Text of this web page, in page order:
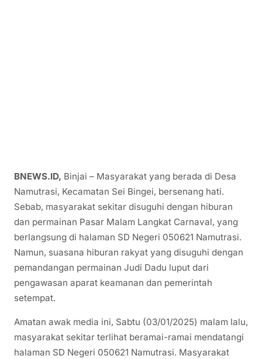
BNEWS.ID, Binjai – Masyarakat yang berada di Desa
Namutrasi, Kecamatan Sei Bingei, bersenang hati.
Sebab, masyarakat sekitar disuguhi dengan hiburan
dan permainan Pasar Malam Langkat Carnaval, yang
berlangsung di halaman SD Negeri 050621 Namutrasi.
Namun, suasana hiburan rakyat yang disuguhi dengan
pemandangan permainan Judi Dadu luput dari
pengawasan aparat keamanan dan pemerintah
setempat.
Amatan awak media ini, Sabtu (03/01/2025) malam lalu,
masyarakat sekitar terlihat beramai-ramai mendatangi
halaman SD Negeri 050621 Namutrasi. Masyarakat